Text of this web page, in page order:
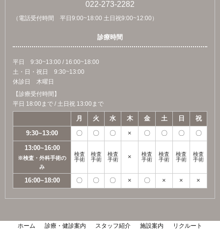
022-273-2282
（電話受付時間 平日9:00~18:00 土日祝9:00~12:00）
診療時間
平日 9:30~13:00 / 16:00~18:00
土・日・祝日 9:30~13:00
休診日 木曜日
【診療受付時間】
平日 18:00まで / 土日祝 13:00まで
月 火 水 木 金 土 日 祝
9:30~13:00 〇 〇 〇 × 〇 〇 〇 〇
13:00~16:00
※検査・外科手術の
み
検査
手術
検査
手術
検査
手術
×
検査
手術
検査
手術
検査
手術
検査
手術
16:00~18:00 〇 〇 〇 × 〇 × × ×
ホーム 診療・健診案内 スタッフ紹介 施設案内 リクルート